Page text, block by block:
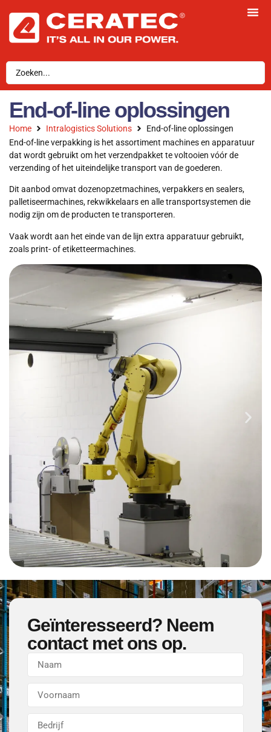
End-of-line oplossingen
Home Intralogistics Solutions
End-of-line oplossingen
End-of-line verpakking is het assortiment machines en apparatuur
dat wordt gebruikt om het verzendpakket te voltooien vóór de
verzending of het uiteindelijke transport van de goederen.
Dit aanbod omvat dozenopzetmachines, verpakkers en sealers,
palletiseermachines, rekwikkelaars en alle transportsystemen die
nodig zijn om de producten te transporteren.
Vaak wordt aan het einde van de lijn extra apparatuur gebruikt,
zoals print- of etiketteermachines.
Geïnteresseerd? Neem
contact met ons op.